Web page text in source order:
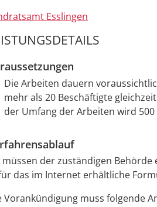
Esslingen
Die Arbeiten dauern
mehr als 20 Beschäftigte
der Umfang der Arbeiten wird
müssen der zuständigen
das im Internet erhältliche
Vorankündigung muss folgende